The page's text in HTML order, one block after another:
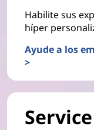
Habilite sus
híper
Ayude a los
>